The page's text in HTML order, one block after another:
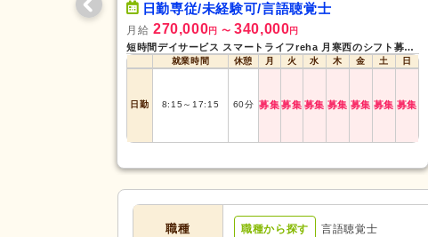
日勤専従/未経験可/言語聴覚士
月給 270,000円 〜 340,000円
短時間デイサービス スマートライフreha 月寒西のシフト募集状況
就業時間 休憩 月 火 水 木 金 土 日
日勤 8:15 ～ 17:15 60分 募集募集 募集 募集 募集 募集 募集
職種 職種から探す 言語聴覚士